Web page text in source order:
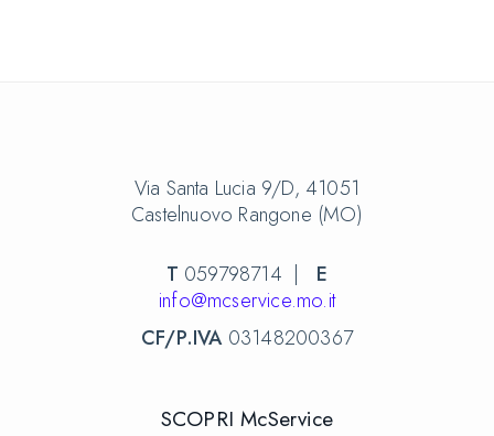
Via Santa Lucia 9/D, 41051
Castelnuovo Rangone (MO)
T 059798714 | E
info@mcservice.mo.it
CF/P.IVA03148200367
SCOPRI McService